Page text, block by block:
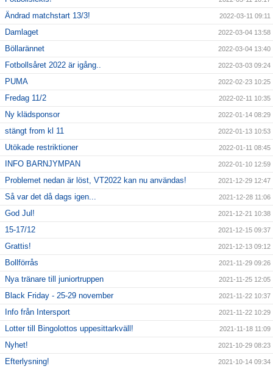
Ändrad matchstart 13/3! 2022-03-11 09:11
Damlaget 2022-03-04 13:58
Böllarännet 2022-03-04 13:40
Fotbollsåret 2022 är igång.. 2022-03-03 09:24
PUMA 2022-02-23 10:25
Fredag 11/2 2022-02-11 10:35
Ny klädsponsor 2022-01-14 08:29
stängt from kl 11 2022-01-13 10:53
Utökade restriktioner 2022-01-11 08:45
INFO BARNJYMPAN 2022-01-10 12:59
Problemet nedan är löst, VT2022 kan nu användas! 2021-12-29 12:47
Så var det då dags igen... 2021-12-28 11:06
God Jul! 2021-12-21 10:38
15-17/12 2021-12-15 09:37
Grattis! 2021-12-13 09:12
Bollförrås 2021-11-29 09:26
Nya tränare till juniortruppen 2021-11-25 12:05
Black Friday - 25-29 november 2021-11-22 10:37
Info från Intersport 2021-11-22 10:29
Lotter till Bingolottos uppesittarkväll! 2021-11-18 11:09
Nyhet! 2021-10-29 08:23
Efterlysning! 2021-10-14 09:34